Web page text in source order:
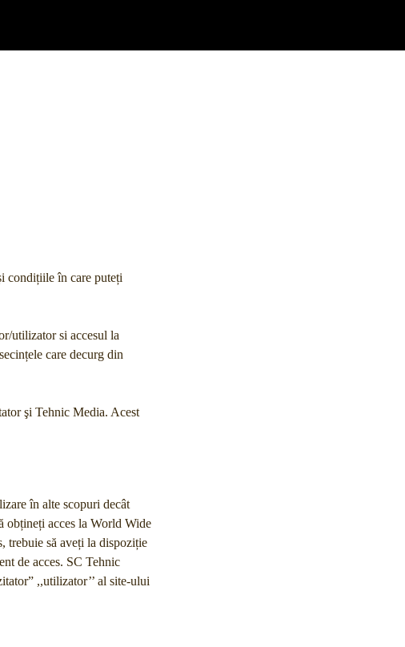
condițiile în care puteți
utilizator si accesul la
care decurg din
şi Tehnic Media. Acest
în alte scopuri decât
obțineți acces la World Wide
trebuie să aveți la dispoziție
de acces. SC Tehnic
,,utilizator’’ al site-ului